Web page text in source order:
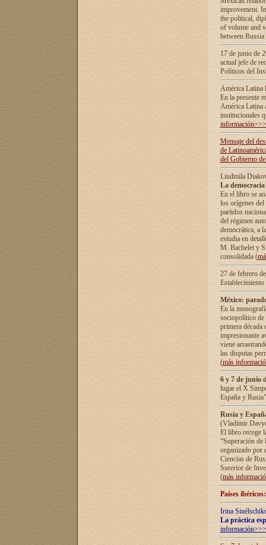
improvement.
the political,
of volume and
between
17 de junio de
actual jefe de
Políticos del
América Latina
En la presente
América Latina
institucionales
información>>>
Mensaje del
de
del Gobierno
Liudmila
La
En el libro se
los orígenes
partidos
del régimen
democrática, а
estudia en
М. Bachelet у
consolidada (
27 de febrero
México:
En la
sociopolítico de
primera década
impresionante
viene
las disputas
(más
6 y 7 de junio
lugar el X
España y
Rusia y
(Vladímir
El libro recoge
“Superación
organizado por
Ciencias de
Surerior de
(más
Países
Irina
La práctica
información>>>